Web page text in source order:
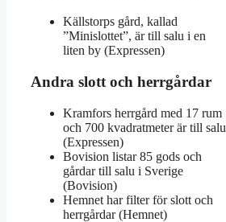
Källstorps gård, kallad
”Minislottet”, är till salu i en
liten by (Expressen)
Andra slott och herrgårdar
Kramfors herrgård med 17 rum
och 700 kvadratmeter är till salu
(Expressen)
Bovision listar 85 gods och
gårdar till salu i Sverige
(Bovision)
Hemnet har filter för slott och
herrgårdar (Hemnet)